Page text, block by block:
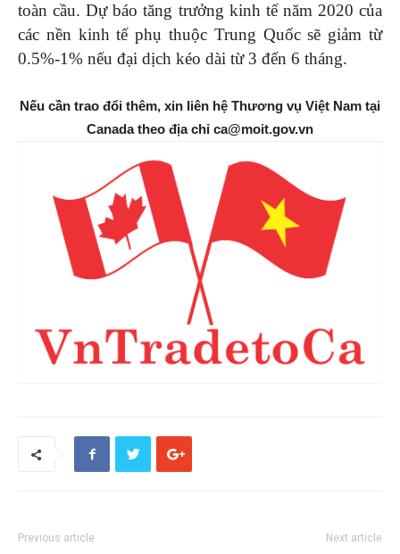
toàn cầu. Dự báo tăng trưởng kinh tế năm 2020 của
các nền kinh tế phụ thuộc Trung Quốc sẽ giảm từ
0.5%-1% nếu đại dịch kéo dài từ 3 đến 6 tháng.
Nếu cần trao đổi thêm, xin liên hệ Thương vụ Việt Nam tại
Canada theo địa chỉ ca@moit.gov.vn
Previous article Next article